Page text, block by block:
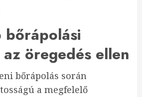
öregedés ellen
bőrápolás során
a megfelelő